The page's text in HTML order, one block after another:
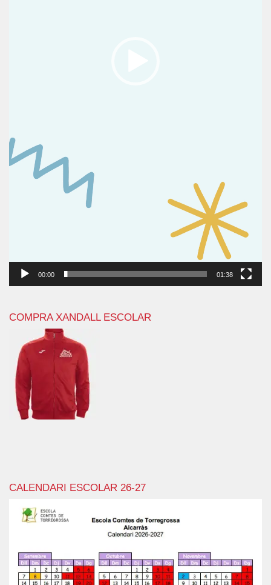
00:00 01:38
COMPRA XANDALL ESCOLAR
CALENDARI ESCOLAR 26-27